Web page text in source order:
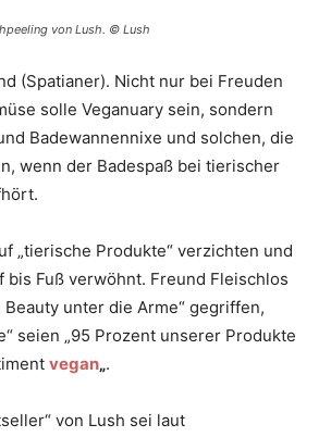
von Lush. © Lush
(Spatianer). Nicht nur bei Freuden
solle Veganuary sein, sondern
Badewannennixe und solchen, die
wenn der Badespaß bei tierischer
„tierische Produkte“ verzichten und
bis Fuß verwöhnt. Freund Fleischlos
Beauty unter die Arme“ gegriffen,
seien „95 Prozent unserer Produkte
vegan„.
von Lush sei laut